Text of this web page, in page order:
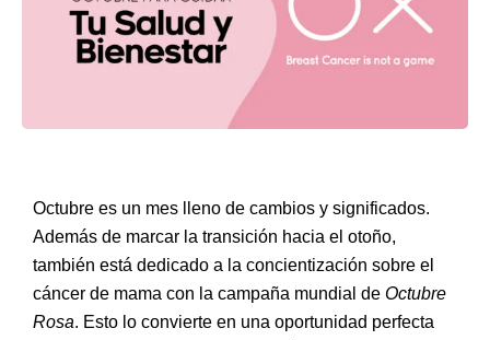
Octubre es un mes lleno de cambios y significados.
Además de marcar la transición hacia el otoño,
también está dedicado a la concientización sobre el
cáncer de mama con la campaña mundial de Octubre
Rosa. Esto lo convierte en una oportunidad perfecta